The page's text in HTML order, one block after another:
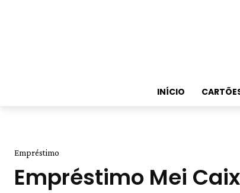
INÍCIO
Empréstimo
Empréstimo Mei